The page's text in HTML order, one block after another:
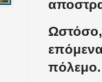
Ωστόσο,
πόλεμο.